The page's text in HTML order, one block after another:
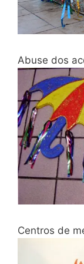
Abuse dos
Centros de